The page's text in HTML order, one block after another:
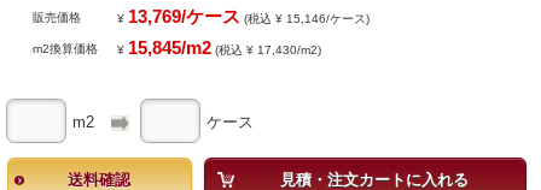
販売価格 ¥ 13,769/ケース (税込 ¥ 15,146/ケース)
m2換算価格 ¥ 15,845/m2 (税込 ¥ 17,430/m2)
m2 ケース
送料確認 見積・注文カートに入れる